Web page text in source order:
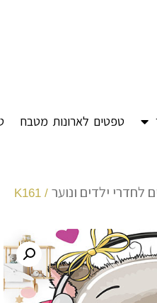
טפטים לארונות מטבח
לחדרי ילדים ונוער / K161